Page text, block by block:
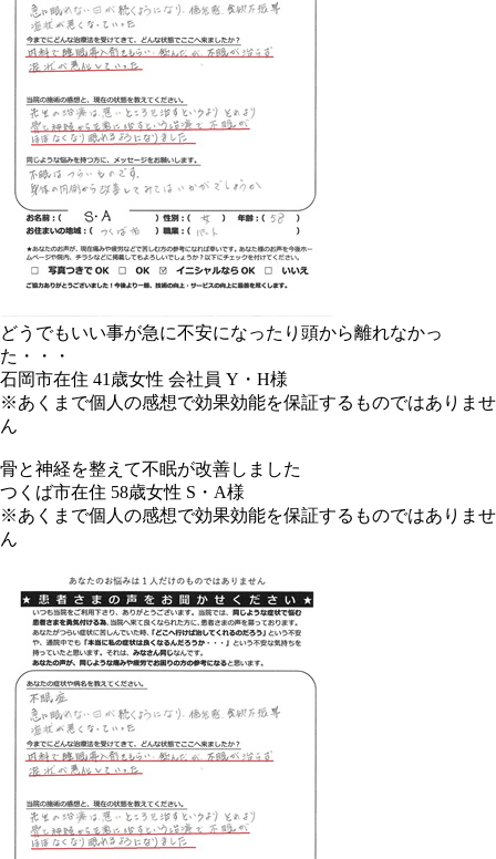
どうでもいい事が急に不安になったり頭から離れなかっ
た・・・
石岡市在住 41歳女性 会社員 Y・H様
※あくまで個人の感想で効果効能を保証するものではありませ
ん
骨と神経を整えて不眠が改善しました
つくば市在住 58歳女性 S・A様
※あくまで個人の感想で効果効能を保証するものではありませ
ん